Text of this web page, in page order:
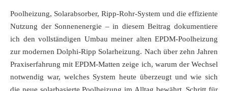
Poolheizung, Solarabsorber, Ripp-Rohr-System und die effiziente
Nutzung der Sonnenenergie – in diesem Beitrag dokumentiere
ich den vollständigen Umbau meiner alten EPDM-Poolheizung
zur modernen Dolphi-Ripp Solarheizung. Nach über zehn Jahren
Praxiserfahrung mit EPDM-Matten zeige ich, warum der Wechsel
notwendig war, welches System heute überzeugt und wie sich